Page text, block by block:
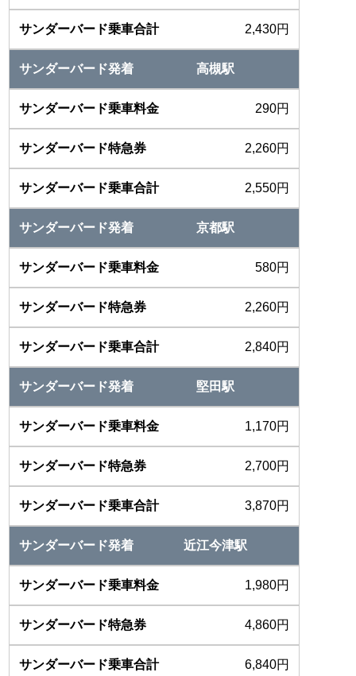
2,430円
高槻駅
290円
2,260円
2,550円
京都駅
580円
2,260円
2,840円
堅田駅
1,170円
2,700円
3,870円
近江今津駅
1,980円
4,860円
6,840円